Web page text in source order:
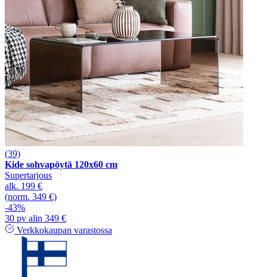
(39)
Kide sohvapöytä 120x60 cm
Supertarjous
alk. 199 €
(norm. 349 €)
-43%
30 pv alin 349 €
Verkkokaupan varastossa